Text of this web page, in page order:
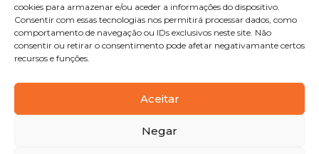
cookies para armazenar e/ou aceder a informações do dispositivo.
Consentir com essas tecnologias nos permitirá processar dados, como
comportamento de navegação ou IDs exclusivos neste site. Não
consentir ou retirar o consentimento pode afetar negativamante certos
recursos e funções.
Aceitar
Negar
Copyright © 2025 Sabores Santa Clara
. Todos os direitos
reservadosPolítica de Privacidade |Termos e condições
Designed byShift Your Branding Agency